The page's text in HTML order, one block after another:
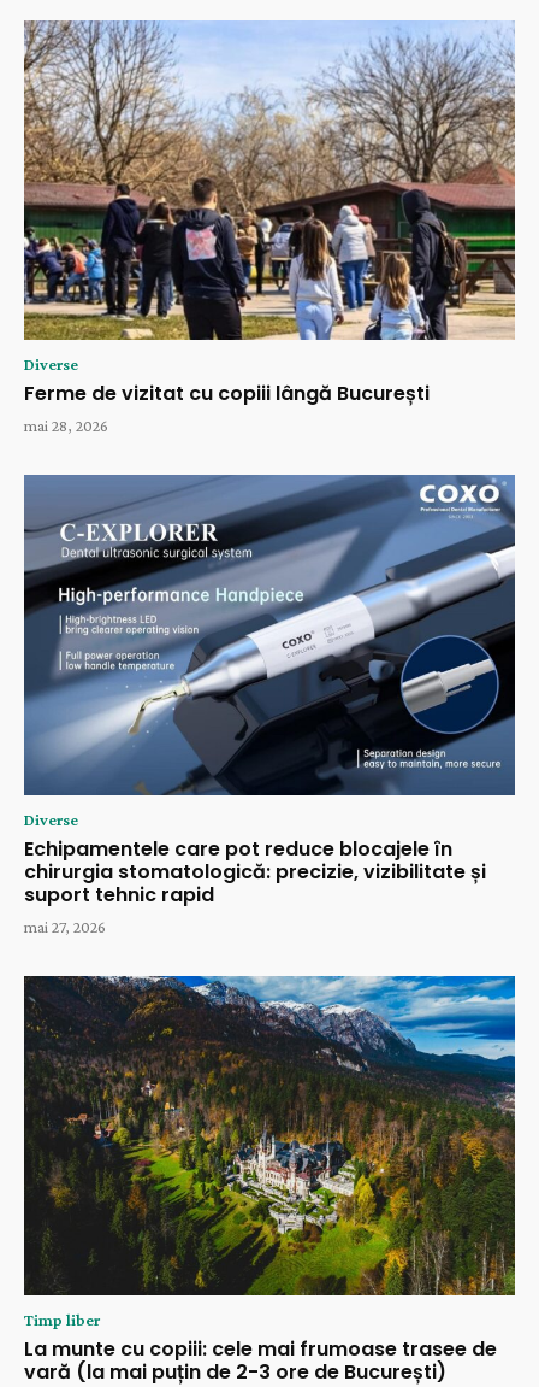
Diverse
Ferme de vizitat cu copiii lângă București
mai 28, 2026
Diverse
Echipamentele care pot reduce blocajele în
chirurgia stomatologică: precizie, vizibilitate și
suport tehnic rapid
mai 27, 2026
Timp liber
La munte cu copiii: cele mai frumoase trasee de
vară (la mai puțin de 2-3 ore de București)